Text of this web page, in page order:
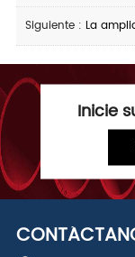
Siguiente : La amplia
Inicie